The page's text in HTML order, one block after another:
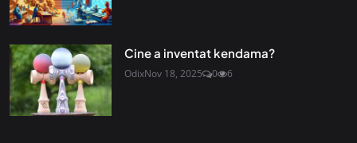
Cine a inventat kendama?
OdixNov 18, 2025 0 6